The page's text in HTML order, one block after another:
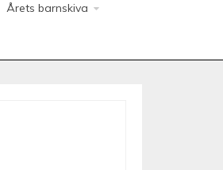
Årets barnskiva